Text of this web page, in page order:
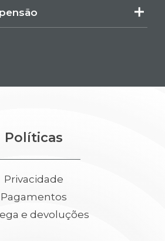
Políticas
Privacidade
Pagamentos
e devoluções